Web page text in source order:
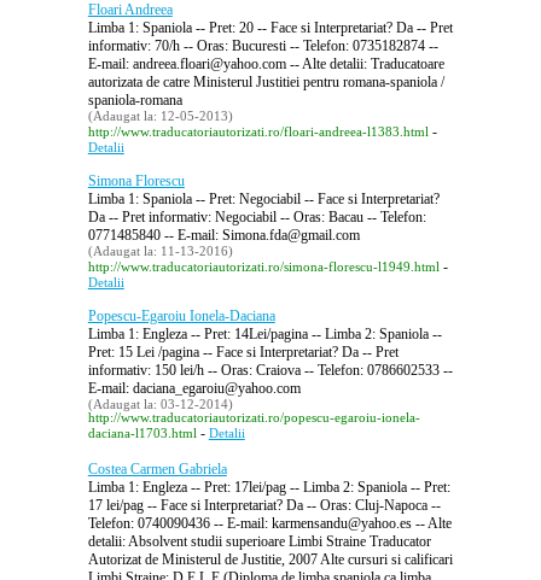
Floari Andreea
Limba 1: Spaniola -- Pret: 20 -- Face si Interpretariat? Da -- Pret
informativ: 70/h -- Oras: Bucuresti -- Telefon: 0735182874 --
E-mail: andreea.floari@yahoo.com -- Alte detalii: Traducatoare
autorizata de catre Ministerul Justitiei pentru romana-spaniola /
spaniola-romana
(Adaugat la: 12-05-2013)
http://www.traducatoriautorizati.ro/floari-andreea-l1383.html-
Detalii
Simona Florescu
Limba 1: Spaniola -- Pret: Negociabil -- Face si Interpretariat?
Da -- Pret informativ: Negociabil -- Oras: Bacau -- Telefon:
0771485840 -- E-mail: Simona.fda@gmail.com
(Adaugat la: 11-13-2016)
http://www.traducatoriautorizati.ro/simona-florescu-l1949.html-
Detalii
Popescu-Egaroiu Ionela-Daciana
Limba 1: Engleza -- Pret: 14Lei/pagina -- Limba 2: Spaniola --
Pret: 15 Lei /pagina -- Face si Interpretariat? Da -- Pret
informativ: 150 lei/h -- Oras: Craiova -- Telefon: 0786602533 --
E-mail: daciana_egaroiu@yahoo.com
(Adaugat la: 03-12-2014)
http://www.traducatoriautorizati.ro/popescu-egaroiu-ionela-
daciana-l1703.html- Detalii
Costea Carmen Gabriela
Limba 1: Engleza -- Pret: 17lei/pag -- Limba 2: Spaniola -- Pret:
17 lei/pag -- Face si Interpretariat? Da -- Oras: Cluj-Napoca --
Telefon: 0740090436 -- E-mail: karmensandu@yahoo.es -- Alte
detalii: Absolvent studii superioare Limbi Straine Traducator
Autorizat de Ministerul de Justitie, 2007 Alte cursuri si calificari